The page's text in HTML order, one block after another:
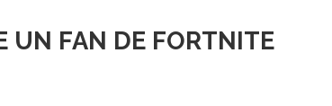
UN FAN DE FORTNITE